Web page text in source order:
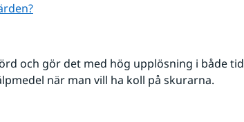
och gör det med hög upplösning i både tid
när man vill ha koll på skurarna.